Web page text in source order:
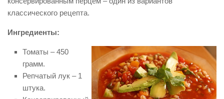
классического рецепта.
Ингредиенты:
Томаты – 450
грамм.
Репчатый лук – 1
штука.